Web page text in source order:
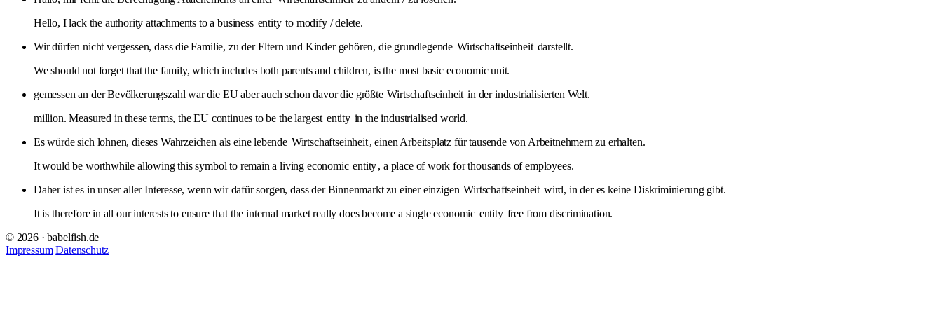
Hello, I lack the authority attachments to a business entity to modify / delete.
Wir dürfen nicht vergessen, dass die Familie, zu der Eltern und Kinder gehören, die grundlegende Wirtschaftseinheit darstellt.
We should not forget that the family, which includes both parents and children, is the most basic economic unit.
gemessen an der Bevölkerungszahl war die EU aber auch schon davor die größte Wirtschaftseinheit in der industrialisierten Welt.
million. Measured in these terms, the EU continues to be the largest entity in the industrialised world.
Es würde sich lohnen, dieses Wahrzeichen als eine lebende Wirtschaftseinheit, einen Arbeitsplatz für tausende von Arbeitnehmern zu erhalten.
It would be worthwhile allowing this symbol to remain a living economic entity, a place of work for thousands of employees.
Daher ist es in unser aller Interesse, wenn wir dafür sorgen, dass der Binnenmarkt zu einer einzigen Wirtschaftseinheit wird, in der es keine Diskriminierung gibt.
It is therefore in all our interests to ensure that the internal market really does become a single economic entity free from discrimination.
© 2026 · babelfish.de
Impressum Datenschutz